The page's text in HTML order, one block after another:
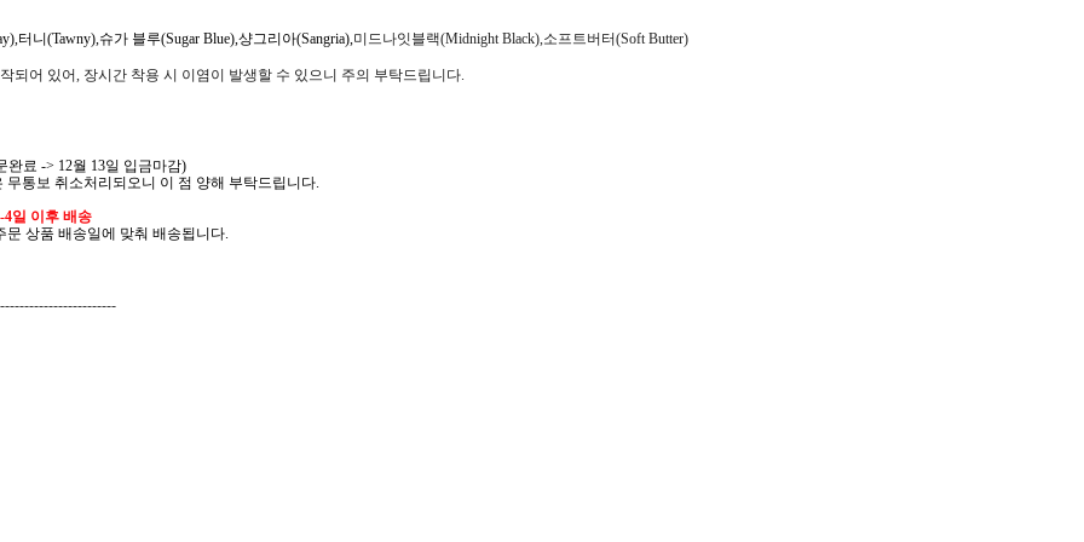
터니(Tawny),슈가 블루(Sugar Blue),샹그리아(Sangria),미드나잇블랙(Midnight Black),소프트버터(Soft Butter)
되어 있어, 장시간 착용 시 이염이 발생할 수 있으니 주의 부탁드립니다.
완료 -> 12월 13일 입금마감)
통보 취소처리되오니 이 점 양해 부탁드립니다.
일 이후 배송
상품 배송일에 맞춰 배송됩니다.